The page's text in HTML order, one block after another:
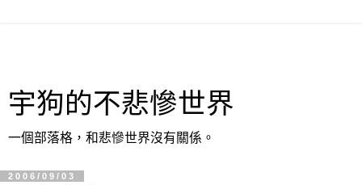
宇狗的不悲慘世界
一個部落格，和悲慘世界沒有關係。
2006/09/03